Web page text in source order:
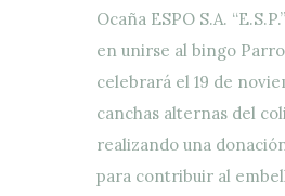
Ocaña ESPO S.A.
en unirse al bingo
celebrará el 19 de
canchas alternas del
realizando una
para contribuir al